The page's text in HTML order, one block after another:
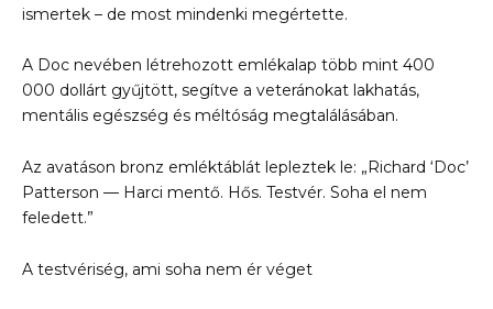
ismertek – de most mindenki megértette.
A Doc nevében létrehozott emlékalap több mint 400
000 dollárt gyűjtött, segítve a veteránokat lakhatás,
mentális egészség és méltóság megtalálásában.
Az avatáson bronz emléktáblát lepleztek le: „Richard ‘Doc’
Patterson — Harci mentő. Hős. Testvér. Soha el nem
feledett.”
A testvériség, ami soha nem ér véget